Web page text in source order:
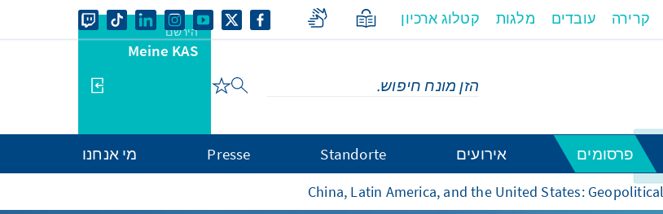
קרירה עובדים מלגות קטלוג ארכיון
הירשם
Meine KAS
פרסומים אירועים Standorte
Presse מי אנחנו
China, Latin America, and the United States: